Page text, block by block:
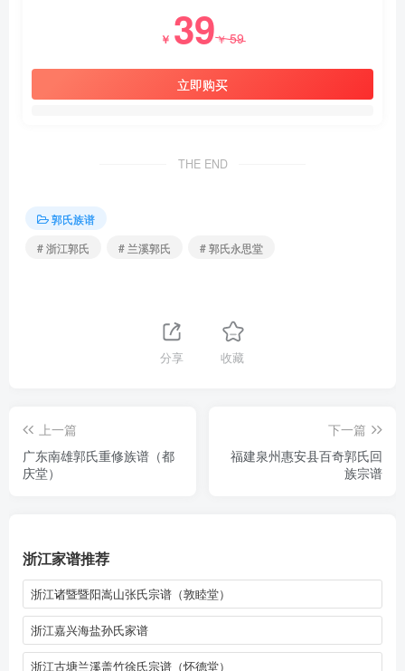
￥ 39￥59
立即购买
THE END
郭氏族谱
# 浙江郭氏
# 兰溪郭氏 # 郭氏永思堂
分享 收藏
上一篇
广东南雄郭氏重修族谱（都
庆堂）
下一篇
福建泉州惠安县百奇郭氏回
族宗谱
浙江家谱推荐
浙江诸暨暨阳嵩山张氏宗谱（敦睦堂）
浙江嘉兴海盐孙氏家谱
浙江古塘兰溪盖竹徐氏宗谱（怀德堂）